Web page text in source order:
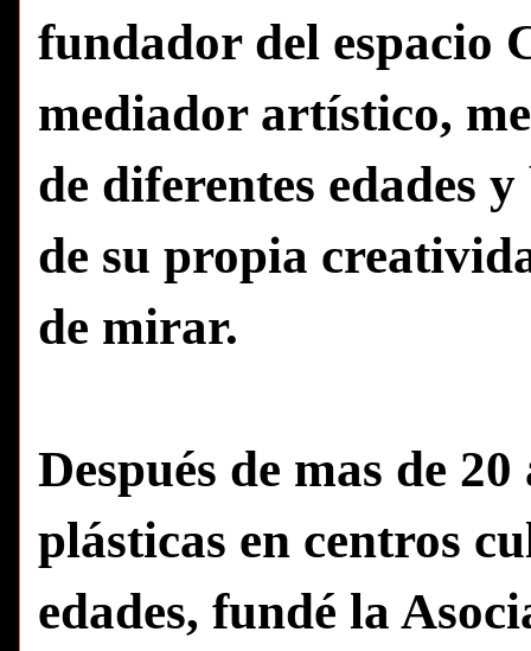
fundador del espacio
mediador artístico,
de diferentes edades
de su propia
de mirar.
Después de mas de
plásticas en centros
edades, fundé la